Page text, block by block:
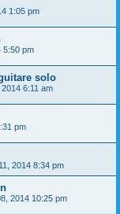
1:05 pm
5:50 pm
solo
6:11 am
pm
2014 8:34 pm
2014 10:25 pm